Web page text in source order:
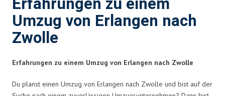
Umzug von Erlangen nach
Zwolle
Erfahrungen zu einem Umzug von Erlangen nach Zwolle
Du planst einen Umzug von Erlangen nach Zwolle und bist auf der